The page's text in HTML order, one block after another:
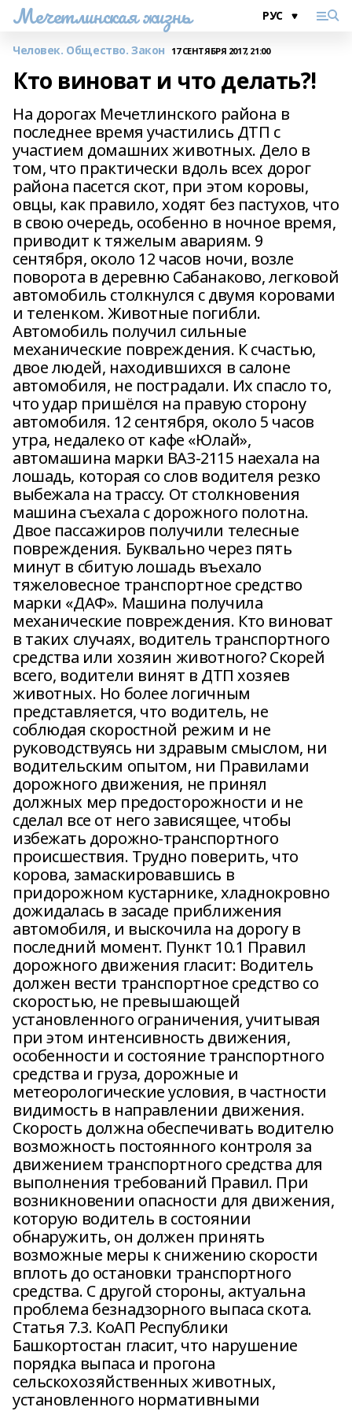
Мечетлинская жизнь
Человек. Общество. Закон 17 СЕНТЯБРЯ 2017, 21:00
Кто виноват и что делать?!
На дорогах Мечетлинского района в
последнее время участились ДТП с
участием домашних животных. Дело в
том, что практически вдоль всех дорог
района пасется скот, при этом коровы,
овцы, как правило, ходят без пастухов, что
в свою очередь, особенно в ночное время,
приводит к тяжелым авариям. 9
сентября, около 12 часов ночи, возле
поворота в деревню Сабанаково, легковой
автомобиль столкнулся с двумя коровами
и теленком. Животные погибли.
Автомобиль получил сильные
механические повреждения. К счастью,
двое людей, находившихся в салоне
автомобиля, не пострадали. Их спасло то,
что удар пришёлся на правую сторону
автомобиля. 12 сентября, около 5 часов
утра, недалеко от кафе «Юлай»,
автомашина марки ВАЗ-2115 наехала на
лошадь, которая со слов водителя резко
выбежала на трассу. От столкновения
машина съехала с дорожного полотна.
Двое пассажиров получили телесные
повреждения. Буквально через пять
минут в сбитую лошадь въехало
тяжеловесное транспортное средство
марки «ДАФ». Машина получила
механические повреждения. Кто виноват
в таких случаях, водитель транспортного
средства или хозяин животного? Скорей
всего, водители винят в ДТП хозяев
животных. Но более логичным
представляется, что водитель, не
соблюдая скоростной режим и не
руководствуясь ни здравым смыслом, ни
водительским опытом, ни Правилами
дорожного движения, не принял
должных мер предосторожности и не
сделал все от него зависящее, чтобы
избежать дорожно-транспортного
происшествия. Трудно поверить, что
корова, замаскировавшись в
придорожном кустарнике, хладнокровно
дожидалась в засаде приближения
автомобиля, и выскочила на дорогу в
последний момент. Пункт 10.1 Правил
дорожного движения гласит: Водитель
должен вести транспортное средство со
скоростью, не превышающей
установленного ограничения, учитывая
при этом интенсивность движения,
особенности и состояние транспортного
средства и груза, дорожные и
метеорологические условия, в частности
видимость в направлении движения.
Скорость должна обеспечивать водителю
возможность постоянного контроля за
движением транспортного средства для
выполнения требований Правил. При
возникновении опасности для движения,
которую водитель в состоянии
обнаружить, он должен принять
возможные меры к снижению скорости
вплоть до остановки транспортного
средства. С другой стороны, актуальна
проблема безнадзорного выпаса скота.
Статья 7.3. КоАП Республики
Башкортостан гласит, что нарушение
порядка выпаса и прогона
сельскохозяйственных животных,
установленного нормативными